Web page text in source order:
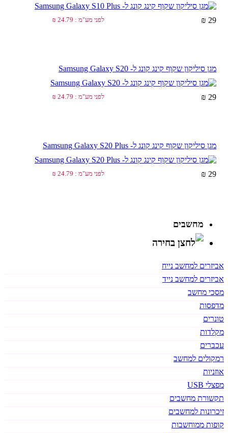
לפני מע"מ : 24.79 ₪ 29 ₪
מגן סיליקון שקוף קינג קונג ל- Samsung Galaxy S20
לפני מע"מ : 24.79 ₪ 29 ₪
מגן סיליקון שקוף קינג קונג ל- Samsung Galaxy S20 Plus
לפני מע"מ : 24.79 ₪ 29 ₪
מחשבים
אביזרים למחשב נייח
אביזרים למחשב נייד
מסכי מחשב
מדפסות
טונרים
מקלדות
עכברים
רמקולים למחשב
אוזניות
מפצלי USB
תקשורת מחשבים
זיכרונות למחשבים
קופות ממוחשבות